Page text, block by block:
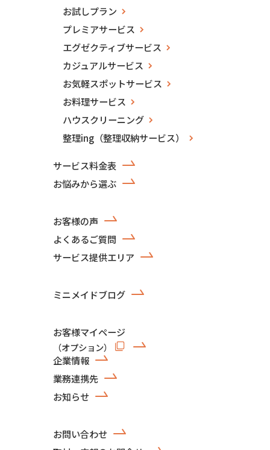
お試しプラン
プレミアサービス
エグゼクティブサービス
カジュアルサービス
お気軽スポットサービス
お料理サービス
ハウスクリーニング
整理ing（整理収納サービス）
サービス料金表
お悩みから選ぶ
お客様の声
よくあるご質問
サービス提供エリア
ミニメイドブログ
お客様マイページ
（オプション）
企業情報
業務連携先
お知らせ
お問い合わせ